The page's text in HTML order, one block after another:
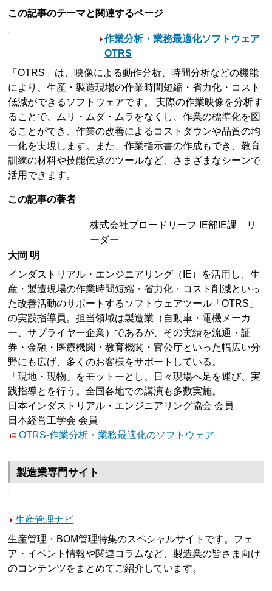
この記事のテーマと関連するページ
作業分析・業務最適化ソフトウェア
OTRS
「OTRS」は、映像による動作分析、時間分析などの機能
により、生産・製造現場の作業時間短縮・省力化・コスト
低減ができるソフトウェアです。 実際の作業映像を分析す
ることで、ムリ・ムダ・ムラをなくし、作業の標準化を図
ることができ、作業の改善によるコストダウンや品質の均
一化を実現します。また、作業指示書の作成もでき、教育
訓練の材料や技能伝承のツールなど、さまざまなシーンで
活用できます。
この記事の著者
株式会社ブロードリーフ IE部IE課 リ
ーダー
大岡 明
インダストリアル・エンジニアリング（IE）を活用し、生
産・製造現場の作業時間短縮・省力化・コスト削減といっ
た改善活動のサポートするソフトウェアツール「OTRS」
の実践指導員。担当領域は製造業（自動車・電機メーカ
ー、サプライヤー企業）であるが、その実績を流通・証
券・金融・医療機関・教育機関・官公庁といった幅広い分
野にも広げ、多くのお客様をサポートしている。
「現地・現物」をモットーとし、日々現場へ足を運び、実
践指導とを行う。全国各地での講演も多数実施。
日本インダストリアル・エンジニアリング協会 会員
日本経営工学会 会員
OTRS-作業分析・業務最適化のソフトウェア
製造業専門サイト
生産管理ナビ
生産管理・BOM管理特集のスペシャルサイトです。フェ
ア・イベント情報や関連コラムなど、製造業の皆さま向け
のコンテンツをまとめてご紹介しています。